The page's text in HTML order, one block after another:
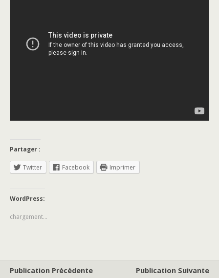
Partager :
Twitter Facebook Imprimer
WordPress:
chargement…
Publication Précédente
Publication Suivante